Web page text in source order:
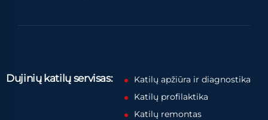
Dujinių katilų servisas:
Katilų apžiūra ir diagnostika
Katilų profilaktika
Katilų remontas